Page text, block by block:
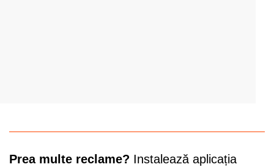
Prea multe reclame? Instalează aplicația